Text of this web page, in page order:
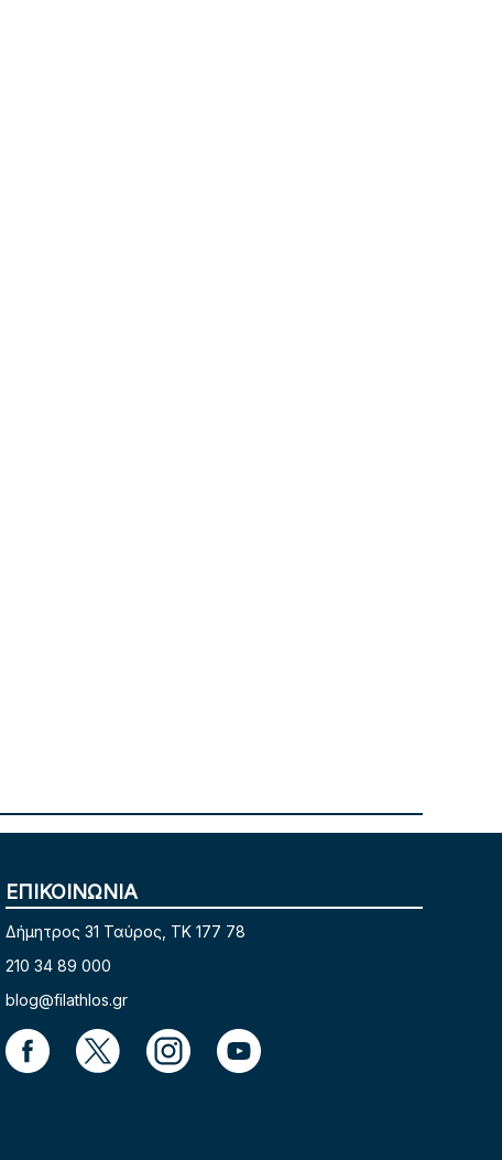
ΕΠΙΚΟΙΝΩΝΙΑ
Δήμητρος 31 Ταύρος, TK 177 78
210 34 89 000
blog@filathlos.gr